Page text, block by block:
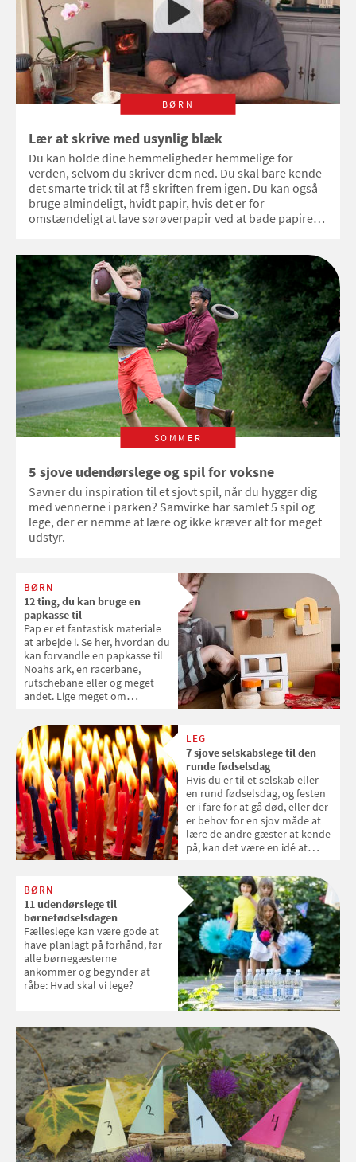
BØRN
Lær at skrive med usynlig blæk
Du kan holde dine hemmeligheder hemmelige for
verden, selvom du skriver dem ned. Du skal bare kende
det smarte trick til at få skriften frem igen. Du kan også
bruge almindeligt, hvidt papir, hvis det er for
omstændeligt at lave sørøverpapir ved at bade papiret i
SOMMER
5 sjove udendørslege og spil for voksne
Savner du inspiration til et sjovt spil, når du hygger dig
med vennerne i parken? Samvirke har samlet 5 spil og
lege, der er nemme at lære og ikke kræver alt for meget
udstyr.
BØRN
12 ting, du kan bruge en
papkasse til
Pap er et fantastisk materiale
at arbejde i. Se her, hvordan du
kan forvandle en papkasse til
Noahs ark, en racerbane,
rutschebane eller og meget
andet. Lige meget om
lang eller flad, kan den med få
remedier ombygges til legetøj.
LEG
7 sjove selskabslege til den
runde fødselsdag
Hvis du er til et selskab eller
en rund fødselsdag, og festen
er i fare for at gå død, eller der
er behov for en sjov måde at
lære de andre gæster at kende
på, kan det være en idé at
7 sjove og enkle selskabslege,
der kan sætte gang i løjerne.
BØRN
11 udendørslege til
børnefødselsdagen
Fælleslege kan være gode at
have planlagt på forhånd, før
alle børnegæsterne
ankommer og begynder at
råbe: Hvad skal vi lege?